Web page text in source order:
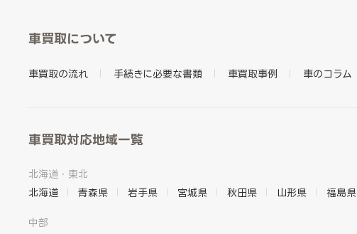
車買取について
車買取の流れ 手続きに必要な書類 車買取事例 車のコラム
車買取対応地域一覧
北海道・東北
北海道
青森県 岩手県 宮城県 秋田県 山形県 福島県
中部